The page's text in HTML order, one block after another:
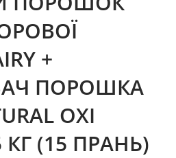
+
ПОРОШКА
OXI
КГ (15 ПРАНЬ)